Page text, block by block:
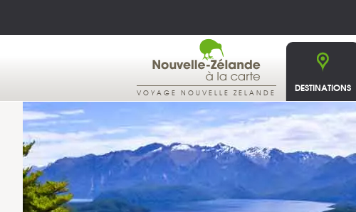
VOYAGE NOUVELLE ZELANDE DESTINATIONS